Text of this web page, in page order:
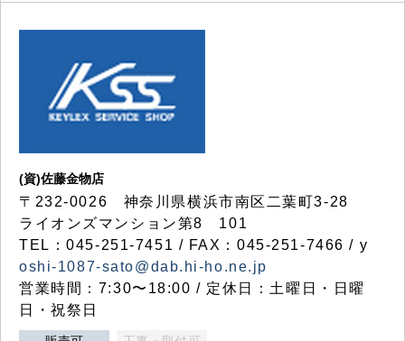
(資)佐藤金物店
〒232-0026 神奈川県横浜市南区二葉町3-28
ライオンズマンション第8 101
TEL：045-251-7451 / FAX：045-251-7466 / y
oshi-1087-sato@dab.hi-ho.ne.jp
営業時間：7:30〜18:00 / 定休日：土曜日・日曜
日・祝祭日